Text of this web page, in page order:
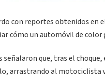
con reportes obtenidos en
cómo un automóvil de
señalaron que, tras el
arrastrando al motociclista